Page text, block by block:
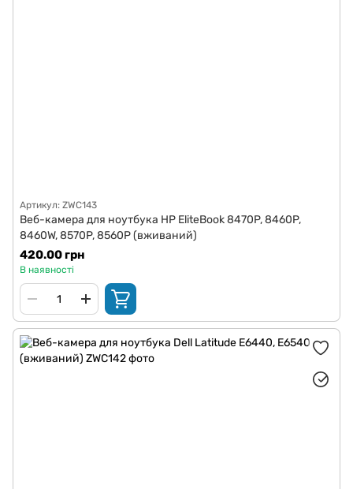
Артикул: ZWC143
Веб-камера для ноутбука HP EliteBook 8470P, 8460P,
8460W, 8570P, 8560P (вживаний)
420.00 грн
В наявності